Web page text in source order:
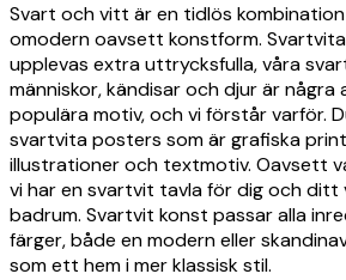
Svart och vitt är en tidlös
omodern oavsett konstform.
upplevas extra uttrycksfulla, våra
människor, kändisar och djur är några
populära motiv, och vi förstår varför.
svartvita posters som är grafiska
illustrationer och textmotiv. Oavsett
vi har en svartvit tavla för dig och ditt
badrum. Svartvit konst passar alla
färger, både en modern eller
som ett hem i mer klassisk stil.